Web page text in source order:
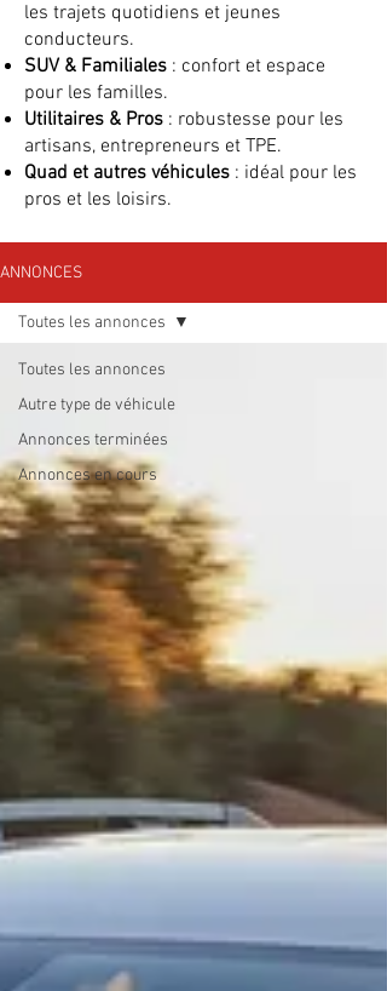
les trajets quotidiens et jeunes
conducteurs.
SUV & Familiales : confort et espace
pour les familles.
Utilitaires & Pros : robustesse pour les
artisans, entrepreneurs et TPE.
Quad et autres véhicules : idéal pour les
pros et les loisirs.
ANNONCES
Toutes les annonces
Autre type de véhicule
Annonces terminées
Annonces en cours
Toutes les annonces